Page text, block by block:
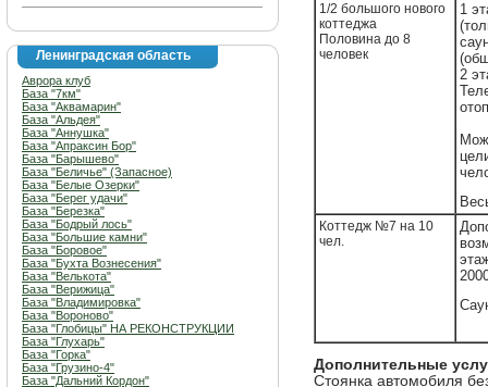
Ленинградская область
Аврора клуб
База "7км"
База "Аквамарин"
База "Альдея"
База "Аннушка"
База "Апраксин Бор"
База "Барышево"
База "Беличье" (Запасное)
База "Белые Озерки"
База "Берег удачи"
База "Березка"
База "Бодрый лось"
База "Большие камни"
База "Боровое"
База "Бухта Вознесения"
База "Велькота"
База "Верижица"
База "Владимировка"
База "Вороново"
База "Глобицы" НА РЕКОНСТРУКЦИИ
База "Глухарь"
База "Горка"
База "Грузино-4"
База "Дальний Кордон"
1/2 большого нового
коттеджа
Половина до 8
человек
1
2
Коттедж №7 на 10
чел.
Дополнительные
Стоянка автомобиля